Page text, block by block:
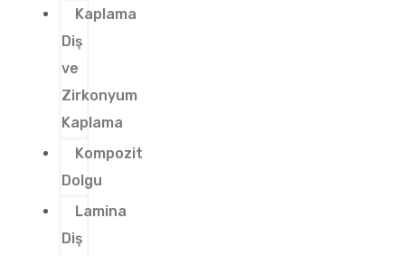
Kaplama
Diş
ve
Zirkonyum
Kaplama
Kompozit
Dolgu
Lamina
Diş